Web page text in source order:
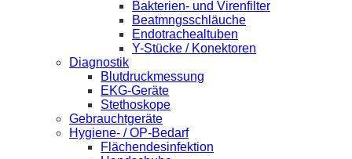
Bakterien- und Virenfilter
Beatmngsschläuche
Endotrachealtuben
Y-Stücke / Konektoren
Diagnostik
Blutdruckmessung
EKG-Geräte
Stethoskope
Gebrauchtgeräte
Hygiene- / OP-Bedarf
Flächendesinfektion